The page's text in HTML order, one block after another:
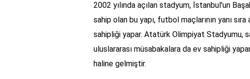
2002 yılında açılan stadyum, İstanbul'un
sahip olan bu yapı, futbol maçlarının yanı
sahipliği yapar. Atatürk Olimpiyat Stadyumu,
uluslararası müsabakalara da ev sahipliği
haline gelmiştir.